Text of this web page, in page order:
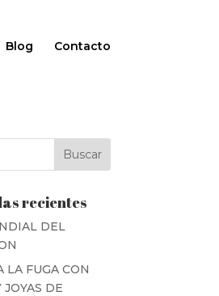
Blog Contacto
recientes
DEL
LA FUGA CON
JOYAS DE